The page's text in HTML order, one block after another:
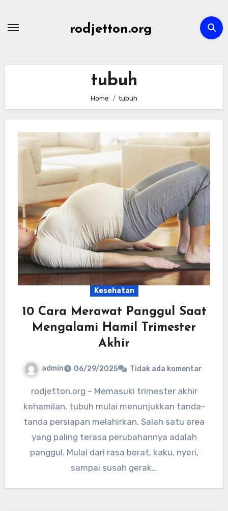
rodjetton.org
tubuh
Home tubuh
Kesehatan
10 Cara Merawat Panggul Saat
Mengalami Hamil Trimester
Akhir
admin 06/29/2025 Tidak ada komentar
rodjetton.org – Memasuki trimester akhir
kehamilan, tubuh mulai menunjukkan tanda-
tanda persiapan melahirkan. Salah satu area
yang paling terasa perubahannya adalah
panggul. Mulai dari rasa berat, kaku, nyeri,
sampai susah gerak…